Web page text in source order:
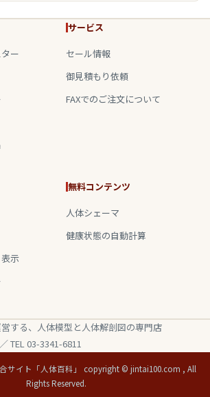
ー
サービス
セール情報
御見積もり依頼
FAXでのご注文について
示
無料コンテンツ
人体シェーマ
健康状態の自動計算
する、人体模型と人体解剖図の専門店
TEL 03-3341-6811
サイト「人体百科」 copyright © jintai100.com , All
Rights Reserved.